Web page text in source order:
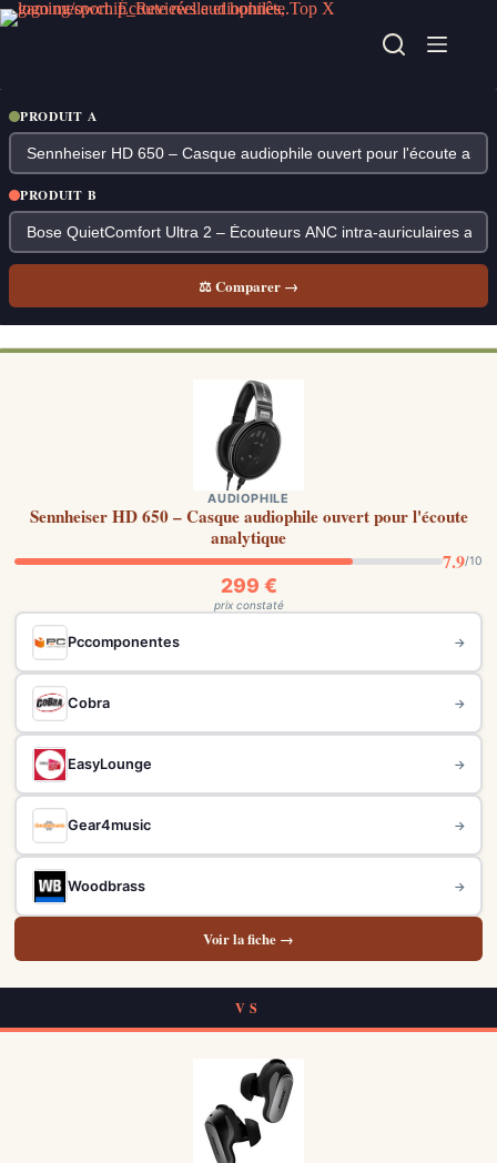
Passer
au
PRODUIT A
PRODUIT B
⚖ Comparer →
AUDIOPHILE
Sennheiser HD 650 – Casque audiophile ouvert pour l'écoute
analytique
7.9/10
299 €
prix constaté
Pccomponentes →
Cobra →
EasyLounge →
Gear4music →
Woodbrass →
Voir la fiche →
VS